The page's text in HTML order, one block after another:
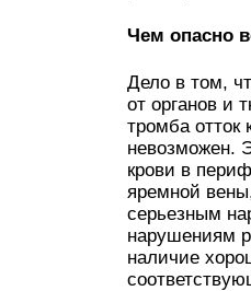
Чем опасно
Дело в том,
от органов и
тромба отток
невозможен.
крови в
яремной
серьезным
нарушениям
наличие